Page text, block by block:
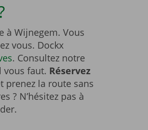
à Wijnegem. Vous
vous. Dockx
. Consultez notre
vous faut. Réservez
prenez la route sans
? N’hésitez pas à